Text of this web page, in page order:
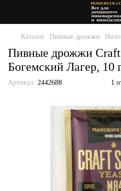
Каталог Пивные дрожжи
Пивные дрожжи Craft
Богемский Лагер, 10
Артикул: 2442688 1